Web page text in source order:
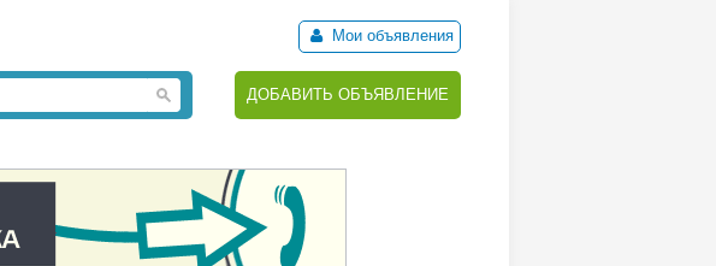
Мои объявления
ДОБАВИТЬ ОБЪЯВЛЕНИЕ